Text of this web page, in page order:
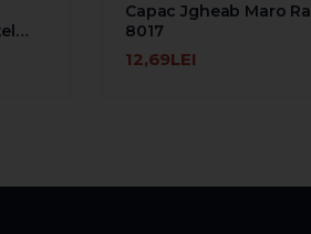
Capac Jgheab Maro Ral
8017
12,69LEI
ADAUGĂ ÎN COŞ